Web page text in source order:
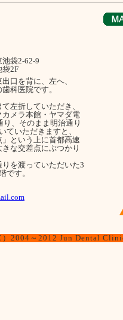
袋2-62-9
袋2F
口を背に、左へ、
科医院です。
左折していただき、
メラ本館・ヤマダ電
り、そのまま明治通り
ていただきますと、
」という上に首都高速
な交差点にぶつかり
を渡っていただいた3
です。
2004～2012 Jun Dental